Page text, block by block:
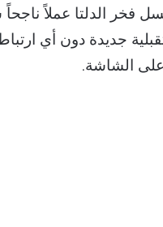
فخر الدلتا عملاً
جديدة دون أي
على الشاشة.